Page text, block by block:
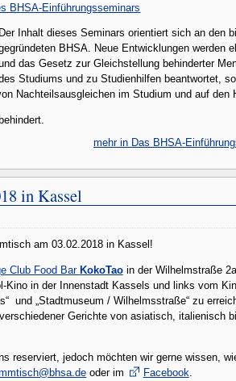
BHSA-Einführungsseminars
Der Inhalt dieses Seminars orientiert sich an den
BHSA. Neue Entwicklungen
das Gesetz zur Gleichstellung behinderter
Studiums und zu Studienhilfen beantwortet,
Nachteilsausgleichen im Studium und auf den
mehr in Das BHSA-
in Kassel
am 03.02.2018 in Kassel!
Club Food Bar KokoTaoin der Wilhelmstraße
Kino in der Innenstadt Kassels und links vom
und „Stadtmuseum / Wilhelmsstraße“ zu
Gerichte von asiatisch, italienisch
reserviert, jedoch möchten wir gerne wissen,
oder im Facebook.